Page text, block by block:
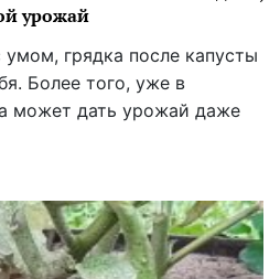
урожай
грядка после капусты
Более того, уже в
может дать урожай даже